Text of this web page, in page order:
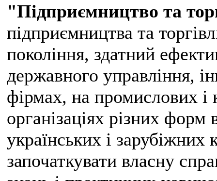
"Підприємництво та
підприємництва та
покоління, здатний
державного управління,
фірмах, на промислових і
організаціях різних форм
українських і
започаткувати власну